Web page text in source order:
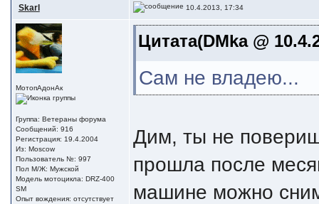
Skarl 10.4.2013, 17:34
МотопАдонАк
Группа: Ветераны форума
Сообщений: 916
Регистрация: 19.4.2004
Из: Moscow
Пользователь №: 997
Пол М/Ж: Мужской
Модель мотоцикла: DRZ-400
SM
Опыт вождения: отсутствует
Цитата(DMka @
Сам не владею...
Дим, ты не
прошла после
машине можно